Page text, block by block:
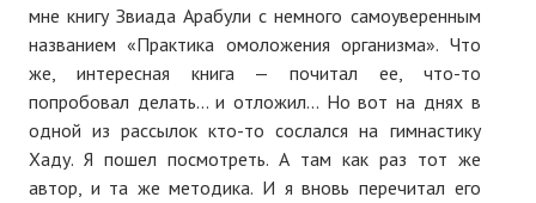
Политика обработки персональных данных
АРХИВ
2025 г.
мне книгу Звиада Арабули с немного самоуверенным
названием «Практика омоложения организма». Что
же, интересная книга — почитал ее, что-то
попробовал делать... и отложил... Но вот на днях в
одной из рассылок кто-то сослался на гимнастику
Хаду. Я пошел посмотреть. А там как раз тот же
автор, и та же методика. И я вновь перечитал его